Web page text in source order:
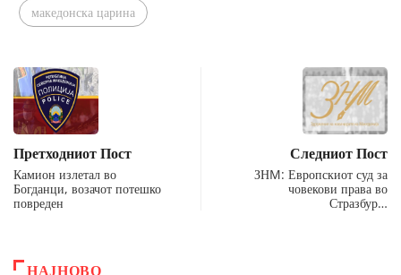
македонска царина
Претходниот Пост
Камион излетал во
Богданци, возачот потешко
повреден
Следниот Пост
ЗНM: Европскиот суд за
човекови права во
Стразбур…
НАЈНОВО